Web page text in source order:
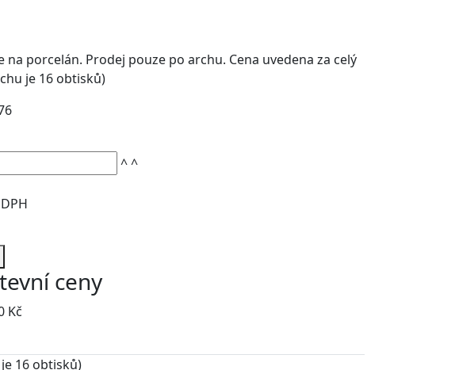
na porcelán. Prodej pouze po archu. Cena uvedena za celý
je 16 obtisků)
^^
ceny
Kč
16 obtisků)